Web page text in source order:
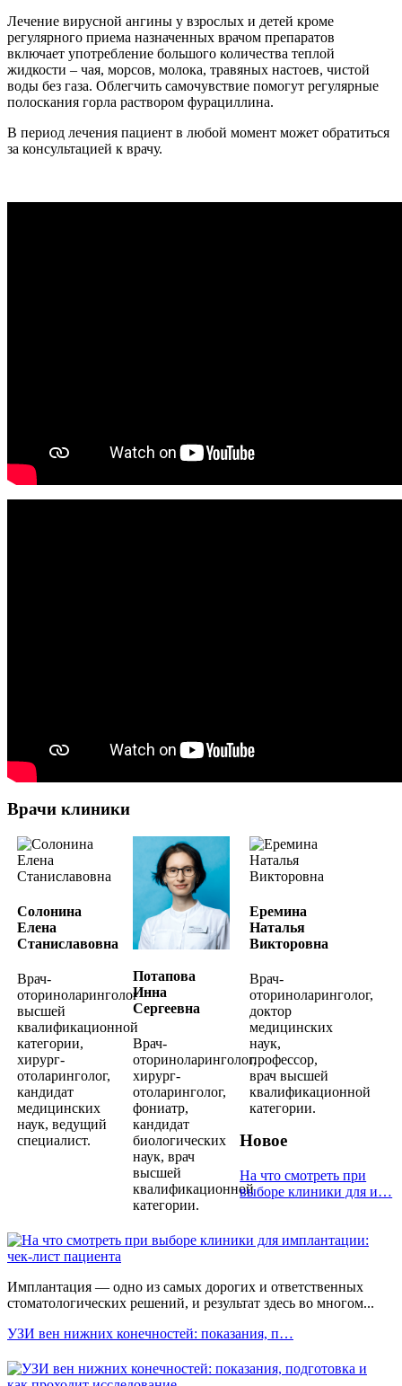
Лечение вирусной ангины у взрослых и детей кроме
регулярного приема назначенных врачом препаратов
включает употребление большого количества теплой
жидкости – чая, морсов, молока, травяных настоев, чистой
воды без газа. Облегчить самочувствие помогут регулярные
полоскания горла раствором фурациллина.
В период лечения пациент в любой момент может обратиться
за консультацией к врачу.
Врачи клиники
Солонина
Елена
Станиславовна
Врач-
оториноларинголог
высшей
квалификационной
категории,
хирург-
отоларинголог,
кандидат
медицинских
наук, ведущий
специалист.
Потапова
Инна
Сергеевна
Врач-
оториноларинголог,
хирург-
отоларинголог,
фониатр,
кандидат
биологических
наук, врач
высшей
квалификационной
категории.
Еремина
Наталья
Викторовна
Врач-
оториноларинголог,
доктор
медицинских
наук,
профессор,
врач высшей
квалификационной
категории.
Новое
На что смотреть при
выборе клиники для и…
Имплантация — одно из самых дорогих и ответственных
стоматологических решений, и результат здесь во многом...
УЗИ вен нижних конечностей: показания, п…